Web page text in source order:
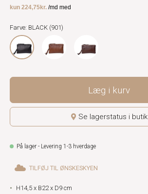
Farve: BLACK (901)
Læg i kurv
Se lagerstatus i butik
På lager - Levering 1-3 hverdage
TILFØJ TIL ØNSKESKYEN
H14,5 x B22 x D9 cm